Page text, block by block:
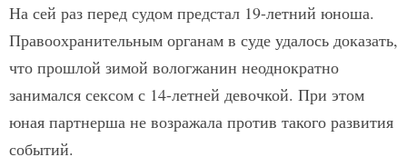
На сей раз перед судом предстал 19-летний юноша.
Правоохранительным органам в суде удалось доказать,
что прошлой зимой вологжанин неоднократно
занимался сексом с 14-летней девочкой. При этом
юная партнерша не возражала против такого развития
событий.